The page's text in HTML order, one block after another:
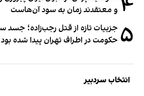
۴ و معتقدند زمان به سود آن‌هاست
۵ جزییات تازه از قتل رجب‌زاده؛
حکومت در اطراف تهران پیدا شده بود
انتخاب سردبیر